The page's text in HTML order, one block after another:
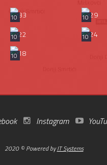
10
10
10
10
10
Instagram
2020 © Powered byIT Systems